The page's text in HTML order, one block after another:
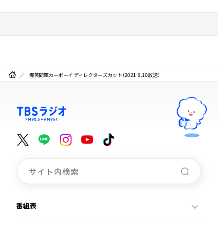
爆笑問題カーボーイ ディレクターズカット（2021.8.10放送）
番組表